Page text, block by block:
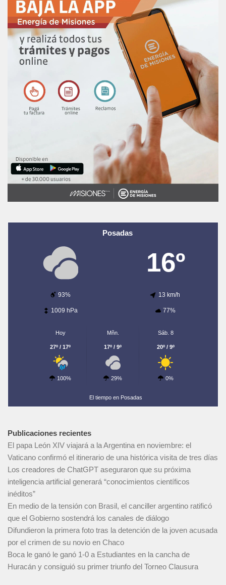
Posadas
16º
93% 13 km/h
1009 hPa 77%
Hoy
27º / 17º
100%
Mñn.
17º / 9º
29%
Sáb. 8
20º / 9º
0%
El tiempo en Posadas
Publicaciones recientes
El papa León XIV viajará a la Argentina en noviembre: el
Vaticano confirmó el itinerario de una histórica visita de tres días
Los creadores de ChatGPT aseguraron que su próxima
inteligencia artificial generará “conocimientos científicos
inéditos”
En medio de la tensión con Brasil, el canciller argentino ratificó
que el Gobierno sostendrá los canales de diálogo
Difundieron la primera foto tras la detención de la joven acusada
por el crimen de su novio en Chaco
Boca le ganó le ganó 1-0 a Estudiantes en la cancha de
Huracán y consiguió su primer triunfo del Torneo Clausura